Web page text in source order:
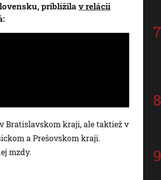
priblížilav relácii
Bratislavskom kraji, ale taktiež v
a Prešovskom kraji.
mzdy.